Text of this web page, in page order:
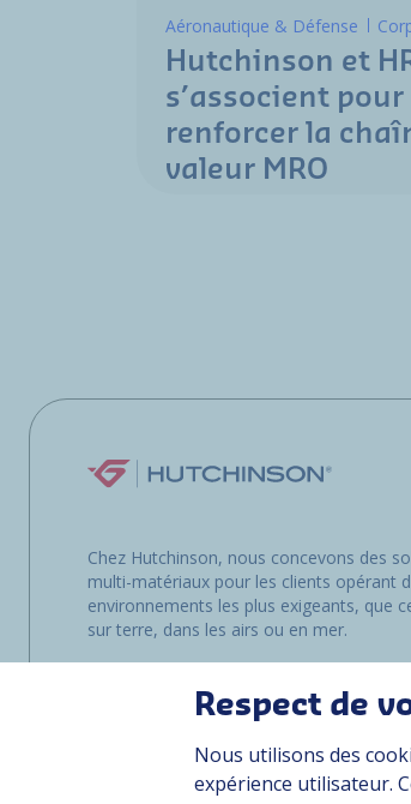
Aéronautique & Défense
Hutchinson et
s’associent pour
renforcer la
valeur MRO
Chez Hutchinson, nous concevons des
multi-matériaux pour les clients opérant
environnements les plus exigeants, que
sur terre, dans les airs ou en mer.
Respect de
Nous utilisons des
expérience utilisateur.